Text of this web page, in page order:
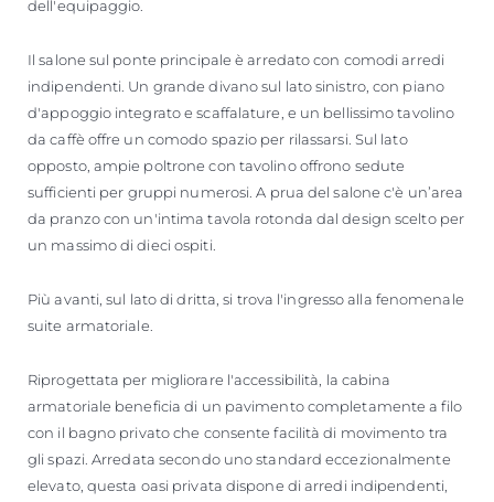
dell'equipaggio.
Il salone sul ponte principale è arredato con comodi arredi
indipendenti. Un grande divano sul lato sinistro, con piano
d'appoggio integrato e scaffalature, e un bellissimo tavolino
da caffè offre un comodo spazio per rilassarsi. Sul lato
opposto, ampie poltrone con tavolino offrono sedute
sufficienti per gruppi numerosi. A prua del salone c'è un’area
da pranzo con un'intima tavola rotonda dal design scelto per
un massimo di dieci ospiti.
Più avanti, sul lato di dritta, si trova l'ingresso alla fenomenale
suite armatoriale.
Riprogettata per migliorare l'accessibilità, la cabina
armatoriale beneficia di un pavimento completamente a filo
con il bagno privato che consente facilità di movimento tra
gli spazi. Arredata secondo uno standard eccezionalmente
elevato, questa oasi privata dispone di arredi indipendenti,